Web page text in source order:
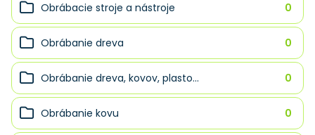
Obrábacie stroje a nástroje 0
Obrábanie dreva 0
Obrábanie dreva, kovov, plasto... 0
Obrábanie kovu 0